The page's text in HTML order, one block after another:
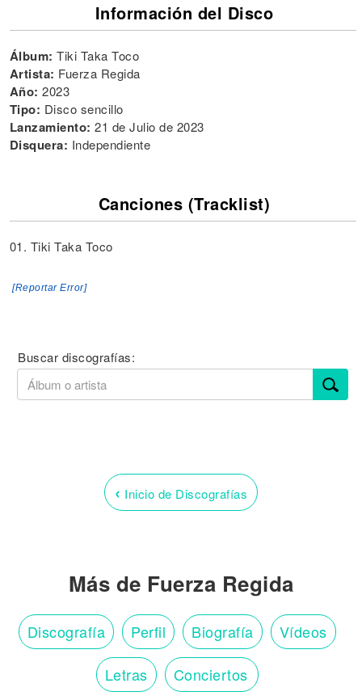
Información del Disco
Álbum: Tiki Taka Toco
Artista: Fuerza Regida
Año: 2023
Tipo: Disco sencillo
Lanzamiento: 21 de Julio de 2023
Disquera: Independiente
Canciones (Tracklist)
01. Tiki Taka Toco
[Reportar Error]
Buscar discografías:
‹ Inicio de Discografías
Más de Fuerza Regida
Discografía Perfil Biografía Vídeos
Letras Conciertos